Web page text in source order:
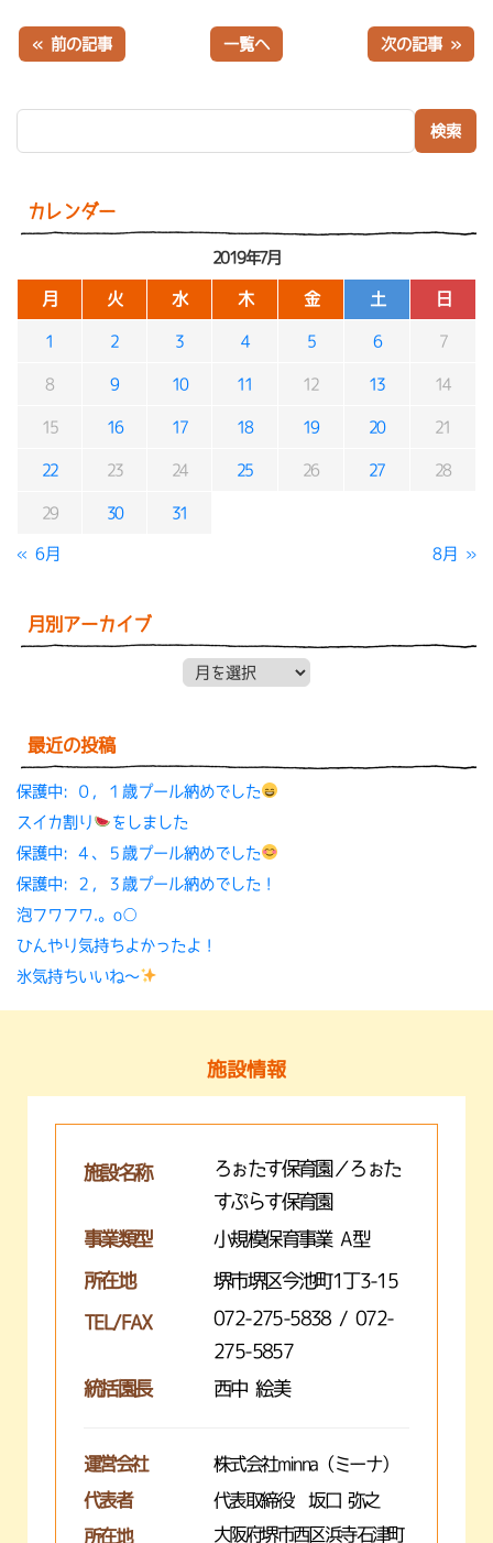
カレンダー
2019年7月
月 火 水 木 金 土 日
1 2 3 4 5 6 7
8 9 10 11 12 13 14
15 16 17 18 19 20 21
22 23 24 25 26 27 28
29 30 31
« 6月 8月 »
月別アーカイブ
最近の投稿
保護中: ０，１歳プール納めでした
スイカ割り
をしました
保護中: ４、５歳プール納めでした
保護中: ２，３歳プール納めでした！
泡フワフワ.。o○
ひんやり気持ちよかったよ！
氷気持ちいいね〜
« 前の記事 一覧へ 次の記事 »
施設情報
施設名称
ろぉたす保育園／ろぉた
すぷらす保育園
事業類型
小規模保育事業 A型
所在地 堺市堺区今池町1丁3-15
TEL/FAX
072-275-5838 / 072-
275-5857
統括園長
西中 絵美
運営会社 株式会社minna（ミーナ）
代表者 代表取締役 坂口 弥之
所在地
大阪府堺市西区浜寺石津町